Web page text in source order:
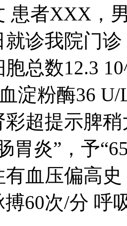
患者XXX，
就诊我院门
总数12.3
淀粉酶36
彩超提示脾
胃炎”，予
有血压偏高
60次/分 呼